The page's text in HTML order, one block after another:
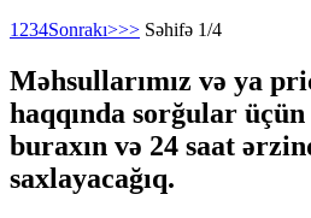
1 234Sonrakı>>> Səhifə 1/4
Məhsullarımız və ya
haqqında sorğular
buraxın və 24 saat
saxlayacağıq.